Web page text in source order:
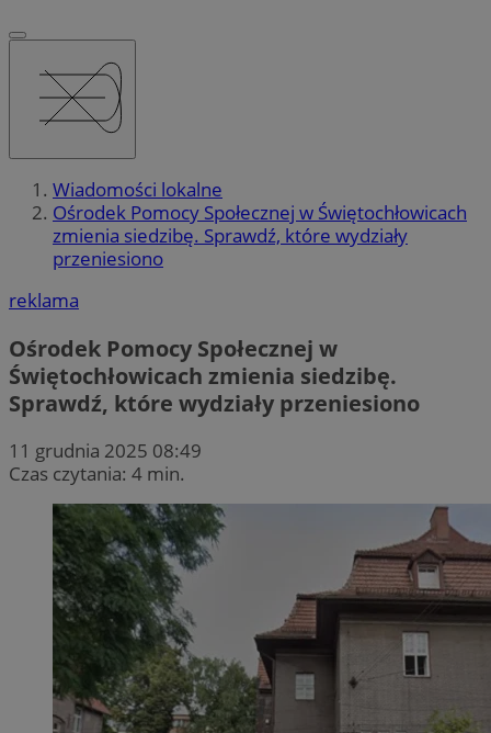
Wiadomości lokalne
Ośrodek Pomocy Społecznej w Świętochłowicach
zmienia siedzibę. Sprawdź, które wydziały
przeniesiono
reklama
Ośrodek Pomocy Społecznej w
Świętochłowicach zmienia siedzibę.
Sprawdź, które wydziały przeniesiono
11 grudnia 2025 08:49
Czas czytania: 4 min.